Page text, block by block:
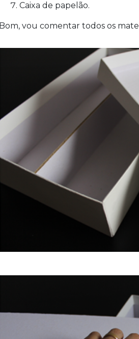
Caixa de papelão.
Bom, vou comentar todos os